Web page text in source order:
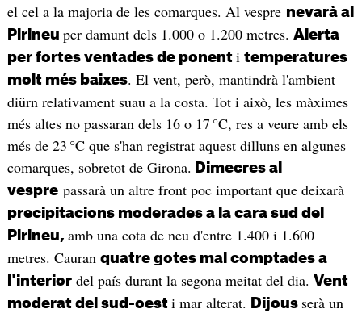
el cel a la majoria de les comarques. Al vespre nevarà al
Pirineu per damunt dels 1.000 o 1.200 metres. Alerta
per fortes ventades de ponent i temperatures
molt més baixes. El vent, però, mantindrà l'ambient
diürn relativament suau a la costa. Tot i això, les màximes
més altes no passaran dels 16 o 17 °C, res a veure amb els
més de 23 °C que s'han registrat aquest dilluns en algunes
comarques, sobretot de Girona. Dimecres al
vesprepassarà un altre front poc important que deixarà
precipitacions moderades a la cara sud del
Pirineu, amb una cota de neu d'entre 1.400 i 1.600
metres. Cauran quatre gotes mal comptades a
l'interiordel país durant la segona meitat del dia. Vent
moderat del sud-oest i mar alterat. Dijous serà un